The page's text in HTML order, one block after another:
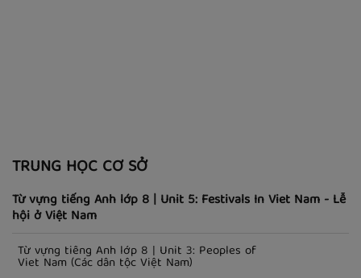
TRUNG HỌC CƠ SỞ
Từ vựng tiếng Anh lớp 8 | Unit 5: Festivals In Viet Nam - Lễ
hội ở Việt Nam
Từ vựng tiếng Anh lớp 8 | Unit 3: Peoples of
Viet Nam (Các dân tộc Việt Nam)